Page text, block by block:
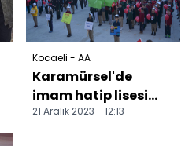
Kocaeli - AA
Karamürsel'de
imam hatip lisesi
öğrencilerinden
21 Aralık 2023 - 12:13